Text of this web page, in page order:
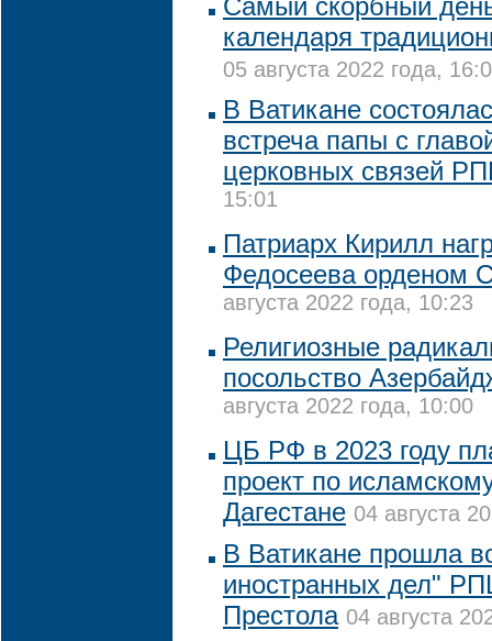
Самый скорбный
календаря
05 августа 2022 года,
В Ватикане
встреча папы с
церковных связей
15:01
Патриарх Кирилл
Федосеева орденом
августа 2022 года, 10:23
Религиозные
посольство
августа 2022 года, 10:00
ЦБ РФ в 2023 году
проект по
Дагестане 04 августа
В Ватикане прошла
иностранных дел"
Престола 04 августа